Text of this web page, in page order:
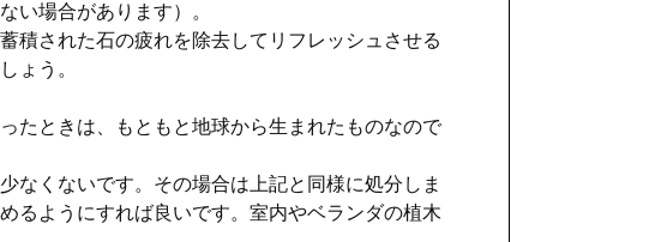
い場合があります）。
積された石の疲れを除去してリフレッシュさせる
ょう。
たときは、もともと地球から生まれたものなので
なくないです。その場合は上記と同様に処分しま
るようにすれば良いです。室内やベランダの植木